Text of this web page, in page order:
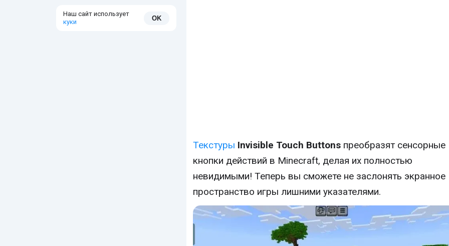
Наш сайт использует
куки
OK
Текстуры Invisible Touch Buttons преобразят сенсорные
кнопки действий в Minecraft, делая их полностью
невидимыми! Теперь вы сможете не заслонять экранное
пространство игры лишними указателями.